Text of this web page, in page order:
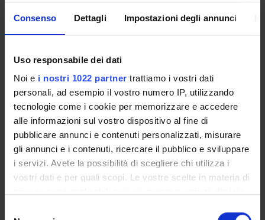
Consenso Dettagli Impostazioni degli annunci
Uso responsabile dei dati
Noi e i nostri 1022 partner trattiamo i vostri dati
personali, ad esempio il vostro numero IP, utilizzando
tecnologie come i cookie per memorizzare e accedere
alle informazioni sul vostro dispositivo al fine di
pubblicare annunci e contenuti personalizzati, misurare
gli annunci e i contenuti, ricercare il pubblico e sviluppare
i servizi. Avete la possibilità di scegliere chi utilizza i
vostri dati e per quali scopi. Le vostre scelte in materia di
Lesson timetable
Exam calendar
Thesis and internship proposals
Governing bodies
Faculty staff
STUDYING
COURSES